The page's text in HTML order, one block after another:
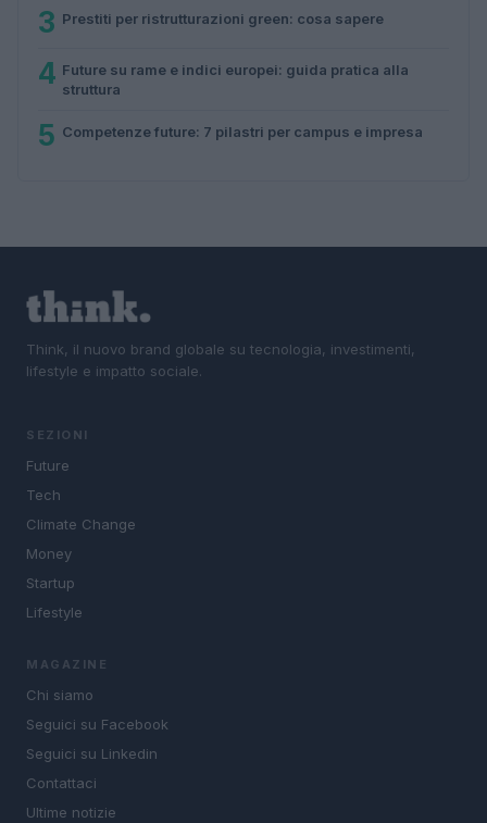
3 Prestiti per ristrutturazioni green: cosa sapere
4 Future su rame e indici europei: guida pratica alla
struttura
5 Competenze future: 7 pilastri per campus e impresa
Think, il nuovo brand globale su tecnologia, investimenti,
lifestyle e impatto sociale.
SEZIONI
Future
Tech
Climate Change
Money
Startup
Lifestyle
MAGAZINE
Chi siamo
Seguici su Facebook
Seguici su Linkedin
Contattaci
Ultime notizie